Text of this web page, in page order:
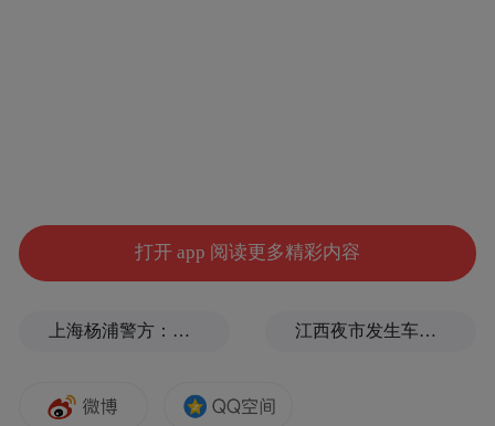
打开 app 阅读更多精彩内容
上海杨浦警方：男子为博取关注发布涉台风不实信息，被拘 江西夜市发生车祸，警方通报：司机酒后驾驶，7人受伤